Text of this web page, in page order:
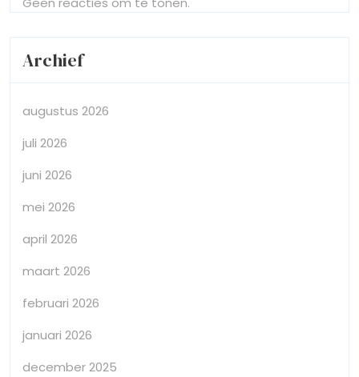
Archief
augustus 2026
juli 2026
juni 2026
mei 2026
april 2026
maart 2026
februari 2026
januari 2026
december 2025